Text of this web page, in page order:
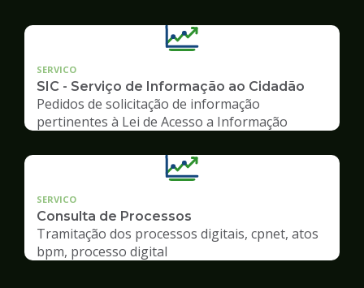
SERVICO
SIC - Serviço de Informação ao Cidadão
Pedidos de solicitação de informação
pertinentes à Lei de Acesso a Informação
SERVICO
Consulta de Processos
Tramitação dos processos digitais, cpnet, atos
bpm, processo digital